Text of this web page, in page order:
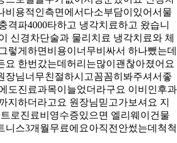
비용적인측면에서다소부담이있어서물
격파4000타하고 냉각치료하고 왔습니
신경차단술과 물리치료 냉각치료와 체
렇게하면비용이너무비싸서 하나뺐는데
요 한번갔는데허리는많이괜찮아졌어요
장님너무친절하시고꼼꼼히봐주셔서좋
도진료과목이늘었더라구요 이비인후과
지하더라고요 원장님믿고가보셔요 지
로진료비영수증있으면 엘리웨이건물
니스3개월무료에요아직전안썼는데척척